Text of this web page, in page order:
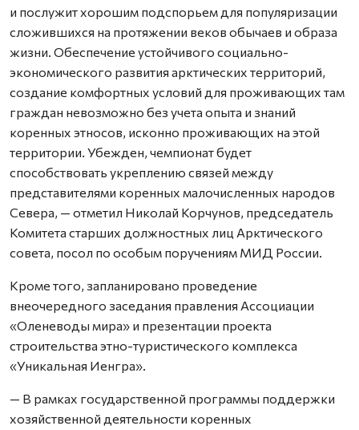
и послужит хорошим подспорьем для популяризации
сложившихся на протяжении веков обычаев и образа
жизни. Обеспечение устойчивого социально-
экономического развития арктических территорий,
создание комфортных условий для проживающих там
граждан невозможно без учета опыта и знаний
коренных этносов, исконно проживающих на этой
территории. Убежден, чемпионат будет
способствовать укреплению связей между
представителями коренных малочисленных народов
Севера, — отметил Николай Корчунов, председатель
Комитета старших должностных лиц Арктического
совета, посол по особым поручениям МИД России.
Кроме того, запланировано проведение
внеочередного заседания правления Ассоциации
«Оленеводы мира» и презентации проекта
строительства этно-туристического комплекса
«Уникальная Иенгра».
— В рамках государственной программы поддержки
хозяйственной деятельности коренных